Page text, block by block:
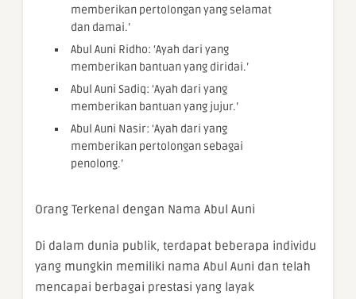
memberikan pertolongan yang selamat
dan damai.’
Abul Auni Ridho: ‘Ayah dari yang
memberikan bantuan yang diridai.’
Abul Auni Sadiq: ‘Ayah dari yang
memberikan bantuan yang jujur.’
Abul Auni Nasir: ‘Ayah dari yang
memberikan pertolongan sebagai
penolong.’
Orang Terkenal dengan Nama Abul Auni
Di dalam dunia publik, terdapat beberapa individu
yang mungkin memiliki nama Abul Auni dan telah
mencapai berbagai prestasi yang layak